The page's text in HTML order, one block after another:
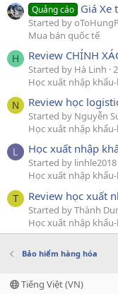
Quảng cáo Giá Xe
Started by
Mua bán quốc tế
H Review CHÍNH
Started by Hà Linh
Học xuất nhập
N Review học
Started by Nguyễn
Học xuất nhập
L Học xuất nhập
Started by linhle2018
Học xuất nhập
T Review học xuất
Started by Thành
Học xuất nhập
Bảo hiểm hàng hóa
Tiếng Việt (VN)